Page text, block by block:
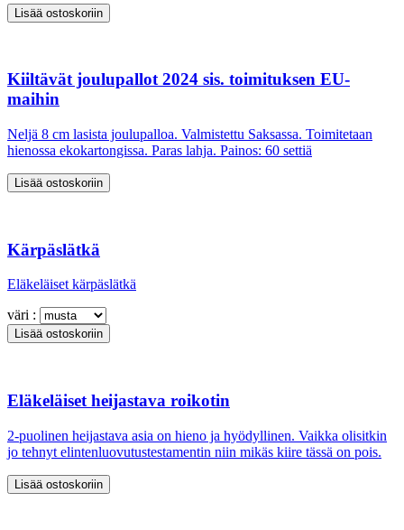
Kiiltävät joulupallot 2024 sis. toimituksen EU-
maihin
Neljä 8 cm lasista joulupalloa. Valmistettu Saksassa. Toimitetaan
hienossa ekokartongissa. Paras lahja. Painos: 60 settiä
Kärpäslätkä
Eläkeläiset kärpäslätkä
väri :
Eläkeläiset heijastava roikotin
2-puolinen heijastava asia on hieno ja hyödyllinen. Vaikka olisitkin
jo tehnyt elintenluovutustestamentin niin mikäs kiire tässä on pois.